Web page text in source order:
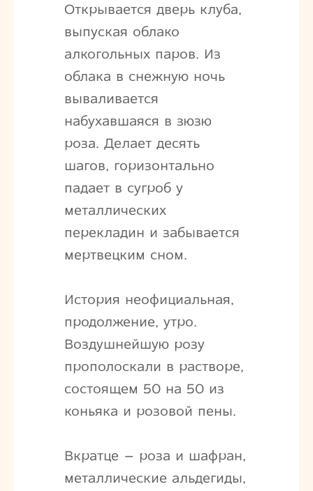
Открывается дверь клуба,
выпуская облако
алкогольных паров. Из
облака в снежную ночь
вываливается
набухавшаяся в зюзю
роза. Делает десять
шагов, горизонтально
падает в сугроб у
металлических
перекладин и забывается
мертвецким сном.
История неофициальная,
продолжение, утро.
Воздушнейшую розу
прополоскали в растворе,
состоящем 50 на 50 из
коньяка и розовой пены.
Вкратце – роза и шафран,
металлические альдегиды,